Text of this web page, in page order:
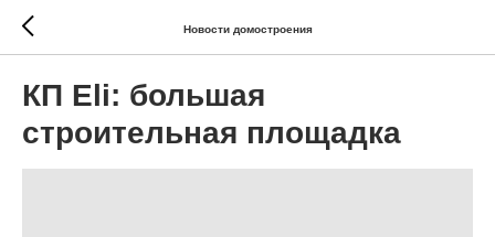
Новости домостроения
КП Eli: большая
строительная площадка